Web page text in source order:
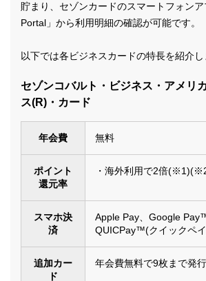
貯まり、セゾンカードのスマートフォン
Portal」から利用明細の確認が可能です。
以下では各ビジネスカードの特長を紹介し
セゾンコバルト・ビジネス・アメリ
ス(R)・カード
年会費 無料
ポイント
還元率
・海外利用で2倍
スマホ決
済
Apple Pay、Google Pay™
QUICPay™(クイックペ
追加カー
ド
年会費無料で9枚まで発